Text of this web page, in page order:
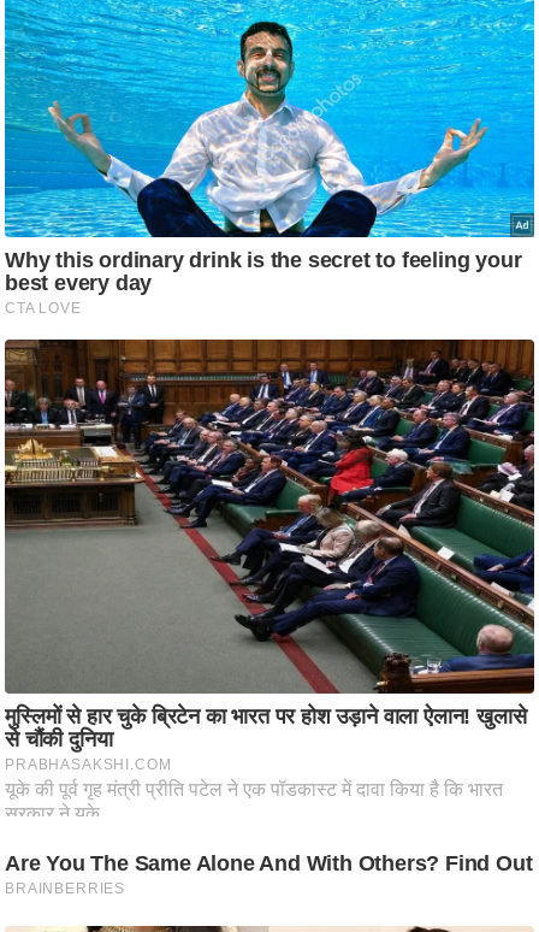
ई
.
चा
य
प
र
स
मी
क्षा
ध
ज्यो
ति
ष
प्र
म
र्म
स्थ
ल
व्र
त
त्यो
हा